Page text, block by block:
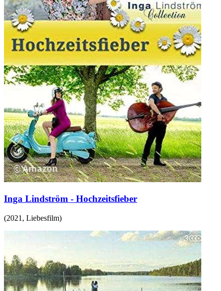
Inga Lindström - Hochzeitsfieber
(2021 , Liebesfilm)